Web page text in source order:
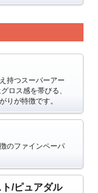
持つスーパーアー
ロス感を帯びる、
りが特徴です。
のファインペーパ
/ピュアダル